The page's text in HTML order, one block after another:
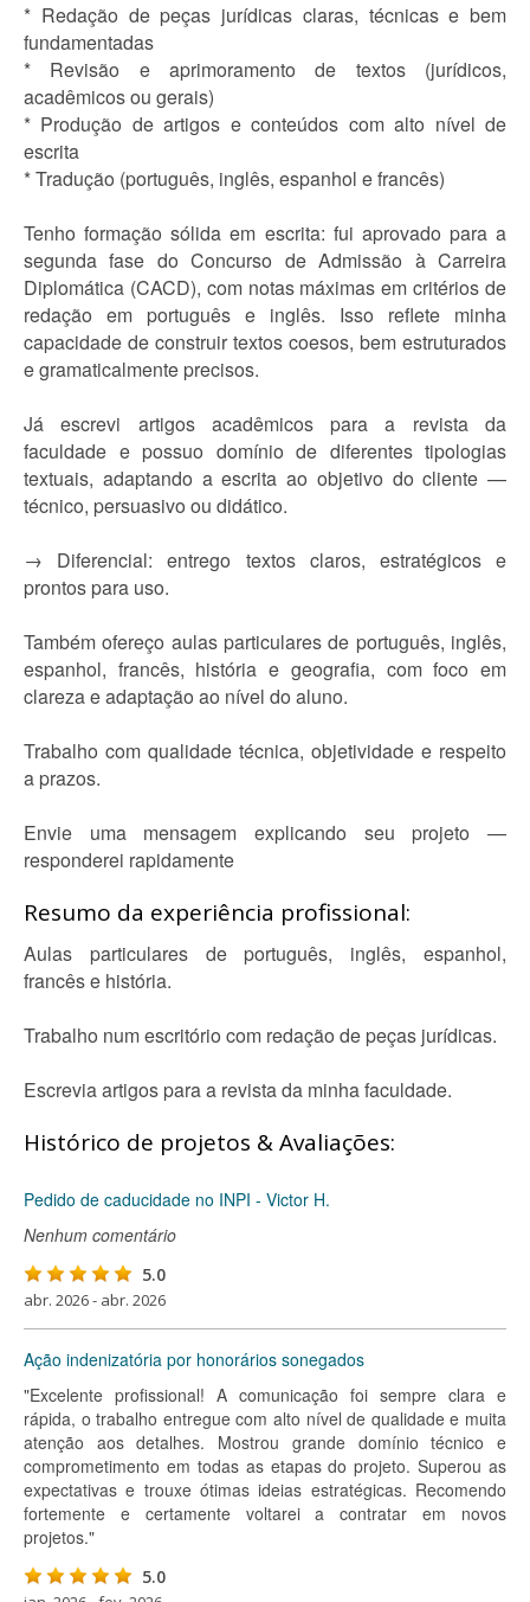
* Redação de peças jurídicas claras, técnicas e bem
fundamentadas
* Revisão e aprimoramento de textos (jurídicos,
acadêmicos ou gerais)
* Produção de artigos e conteúdos com alto nível de
escrita
* Tradução (português, inglês, espanhol e francês)
Tenho formação sólida em escrita: fui aprovado para a
segunda fase do Concurso de Admissão à Carreira
Diplomática (CACD), com notas máximas em critérios de
redação em português e inglês. Isso reflete minha
capacidade de construir textos coesos, bem estruturados
e gramaticalmente precisos.
Já escrevi artigos acadêmicos para a revista da
faculdade e possuo domínio de diferentes tipologias
textuais, adaptando a escrita ao objetivo do cliente —
técnico, persuasivo ou didático.
→ Diferencial: entrego textos claros, estratégicos e
prontos para uso.
Também ofereço aulas particulares de português, inglês,
espanhol, francês, história e geografia, com foco em
clareza e adaptação ao nível do aluno.
Trabalho com qualidade técnica, objetividade e respeito
a prazos.
Envie uma mensagem explicando seu projeto —
responderei rapidamente
Resumo da experiência profissional:
Aulas particulares de português, inglês, espanhol,
francês e história.
Trabalho num escritório com redação de peças jurídicas.
Escrevia artigos para a revista da minha faculdade.
Histórico de projetos & Avaliações:
Pedido de caducidade no INPI - Victor H.
Nenhum comentário
5.0
abr. 2026 - abr. 2026
Ação indenizatória por honorários sonegados
"Excelente profissional! A comunicação foi sempre clara e
rápida, o trabalho entregue com alto nível de qualidade e muita
atenção aos detalhes. Mostrou grande domínio técnico e
comprometimento em todas as etapas do projeto. Superou as
expectativas e trouxe ótimas ideias estratégicas. Recomendo
fortemente e certamente voltarei a contratar em novos
projetos."
5.0